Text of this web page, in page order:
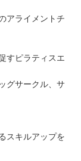
アライメントチ
すピラティスエ
グサークル、サ
スキルアップを